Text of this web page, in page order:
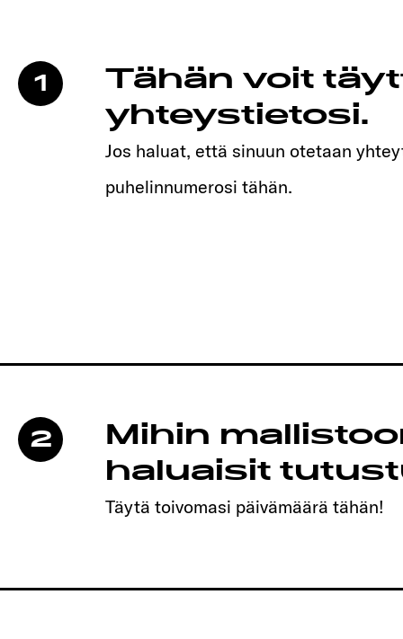
1
Tähän voit
yhteystietosi.
Jos haluat, että sinuun otetaan
puhelinnumerosi tähän.
2
Mihin
haluaisit
Täytä toivomasi päivämäärä tähän!